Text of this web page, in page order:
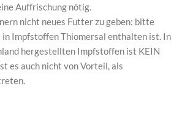
Auffrischung nötig.
nicht neues Futter zu geben: bitte
in Impfstoffen Thiomersal enthalten ist. In
hergestellten Impfstoffen ist KEIN
es auch nicht von Vorteil, als